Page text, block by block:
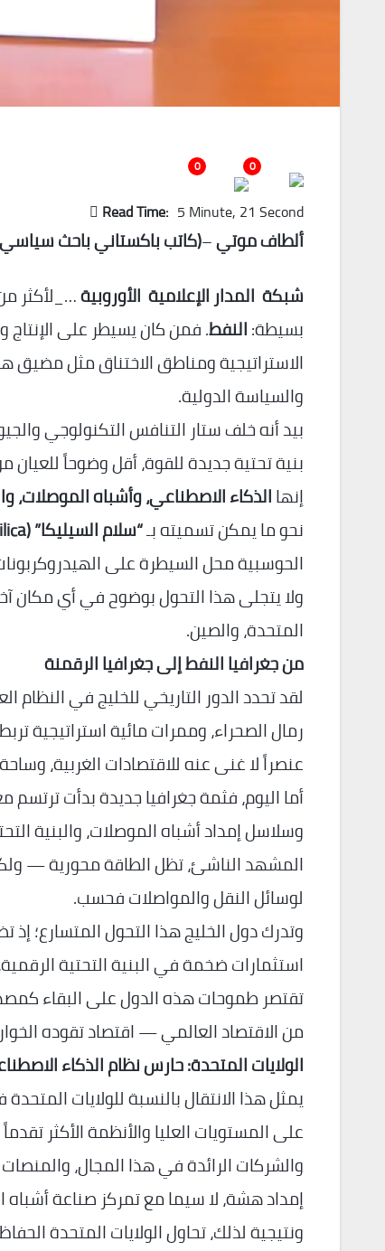
0
0
Read Time: 5 Minute, 21 Second
ألطاف موتي–(كاتب باكستاني باحث
شبكة المدار الإعلامية الأوروبية…_لأكثر
بسيطة:النفط. فمن كان يسيطر على
الاستراتيجية ومناطق الاختناق مثل مضيق
والسياسة الدولية.
بيد أنه خلف ستار التنافس التكنولوجي
بنية تحتية جديدة للقوة، أقل وضوحاً للعيان
إنهاالذكاء الاصطناعي، وأشباه الموصلات،
نحو ما يمكن تسميته بـ“سلام السيليكا” (Pax Silica)
الحوسبية محل السيطرة على
ولا يتجلى هذا التحول بوضوح في أي مكان
المتحدة، والصين.
من جغرافيا النفط إلى جغرافيا الرقمنة
لقد تحدد الدور التاريخي للخليج في النظام
رمال الصحراء، وممرات مائية استراتيجية
عنصراً لا غنى عنه للاقتصادات الغربية،
أما اليوم، فثمة جغرافيا جديدة بدأت ترتسم
وسلاسل إمداد أشباه الموصلات، والبنية
المشهد الناشئ، تظل الطاقة محورية —
لوسائل النقل والمواصلات فحسب.
وتدرك دول الخليج هذا التحول المتسارع؛ إذ
استثمارات ضخمة في البنية التحتية
تقتصر طموحات هذه الدول على البقاء
من الاقتصاد العالمي — اقتصاد تقوده
الولايات المتحدة: حارس نظام الذكاء
يمثل هذا الانتقال بالنسبة للولايات
على المستويات العليا والأنظمة الأكثر
والشركات الرائدة في هذا المجال،
إمداد هشة، لا سيما مع تمركز صناعة
ونتيجية لذلك، تحاول الولايات المتحدة